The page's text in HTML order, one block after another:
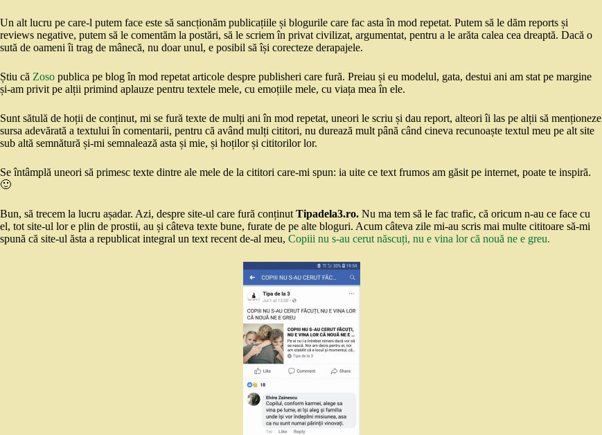
Un alt lucru pe care-l putem face este să sancționăm publicațiile și blogurile care fac asta în mod repetat. Putem să le dăm reports și
reviews negative, putem să le comentăm la postări, să le scriem în privat civilizat, argumentat, pentru a le arăta calea cea dreaptă. Dacă o
sută de oameni îi trag de mânecă, nu doar unul, e posibil să își corecteze derapajele.
Știu că Zoso publica pe blog în mod repetat articole despre publisheri care fură. Preiau și eu modelul, gata, destui ani am stat pe margine
și-am privit pe alții primind aplauze pentru textele mele, cu emoțiile mele, cu viața mea în ele.
Sunt sătulă de hoții de conținut, mi se fură texte de mulți ani în mod repetat, uneori le scriu și dau report, alteori îi las pe alții să menționeze
sursa adevărată a textului în comentarii, pentru că având mulți cititori, nu durează mult până când cineva recunoaște textul meu pe alt site
sub altă semnătură și-mi semnalează asta și mie, și hoților și cititorilor lor.
Se întâmplă uneori să primesc texte dintre ale mele de la cititori care-mi spun: ia uite ce text frumos am găsit pe internet, poate te inspiră.
🙂
Bun, să trecem la lucru așadar. Azi, despre site-ul care fură conținut Tipadela3.ro. Nu ma tem să le fac trafic, că oricum n-au ce face cu
el, tot site-ul lor e plin de prostii, au și câteva texte bune, furate de pe alte bloguri. Acum câteva zile mi-au scris mai multe cititoare să-mi
spună că site-ul ăsta a republicat integral un text recent de-al meu, Copiii nu s-au cerut născuți, nu e vina lor că nouă ne e greu.